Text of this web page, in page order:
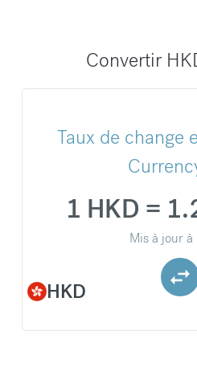
Convertir
Taux de change
HKD
1 HKD =
Mis à jour à